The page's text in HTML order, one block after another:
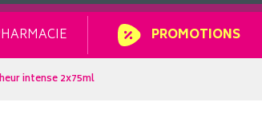
PROMOTIONS
intense 2x75ml